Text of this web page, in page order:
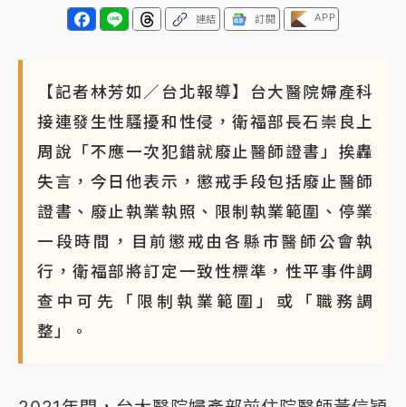
連結 訂閱 APP
【記者林芳如／台北報導】台大醫院婦產科
接連發生性騷擾和性侵，衛福部長石崇良上
周說「不應一次犯錯就廢止醫師證書」挨轟
失言，今日他表示，懲戒手段包括廢止醫師
證書、廢止執業執照、限制執業範圍、停業
一段時間，目前懲戒由各縣市醫師公會執
行，衛福部將訂定一致性標準，性平事件調
查中可先「限制執業範圍」或「職務調
整」。